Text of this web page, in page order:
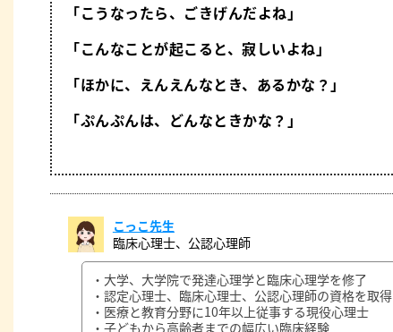
「こうなったら、ごきげんだよね」
「こんなことが起こると、寂しいよね」
「ほかに、えんえんなとき、あるかな？」
「ぷんぷんは、どんなときかな？」
こっこ先生
臨床心理士、公認心理師
・大学、大学院で発達心理学と臨床心理学を修了
・認定心理士、臨床心理士、公認心理師の資格を取得
・医療と教育分野に10年以上従事する現役心理士
・子どもから高齢者までの幅広い臨床経験